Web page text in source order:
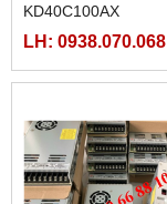
KD40C100AX
LH: 0938.070.068